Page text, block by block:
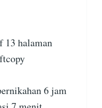
13 halaman
6 jam